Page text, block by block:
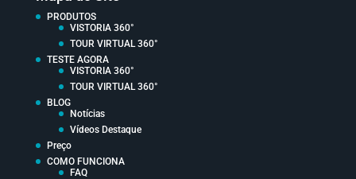
PRODUTOS
VISTORIA 360°
TOUR VIRTUAL 360°
TESTE AGORA
VISTORIA 360°
TOUR VIRTUAL 360°
BLOG
Notícias
Vídeos Destaque
Preço
COMO FUNCIONA
FAQ